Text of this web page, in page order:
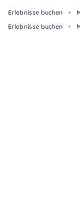
Erlebnisse buchen
Erlebnisse buchen